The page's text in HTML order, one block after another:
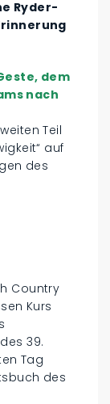
Ryder-
dem
nach
Teil
auf
des
Country
Kurs
39.
Tag
des